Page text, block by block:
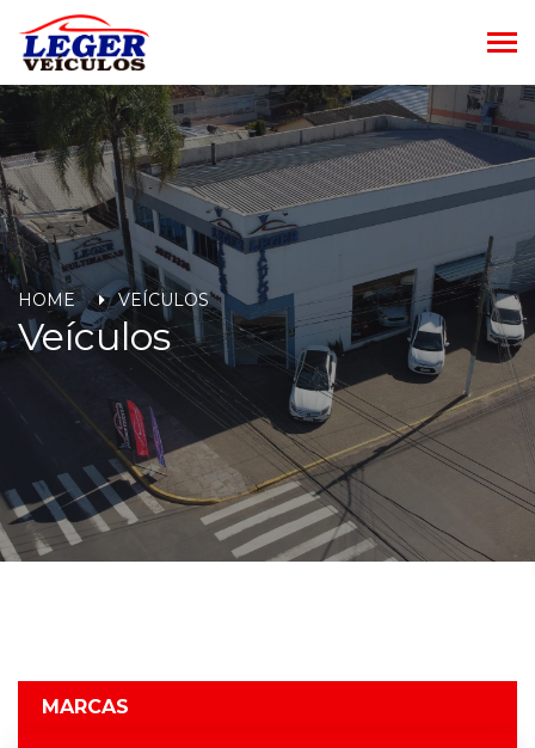
HOME VEÍCULOS
Veículos
MARCAS